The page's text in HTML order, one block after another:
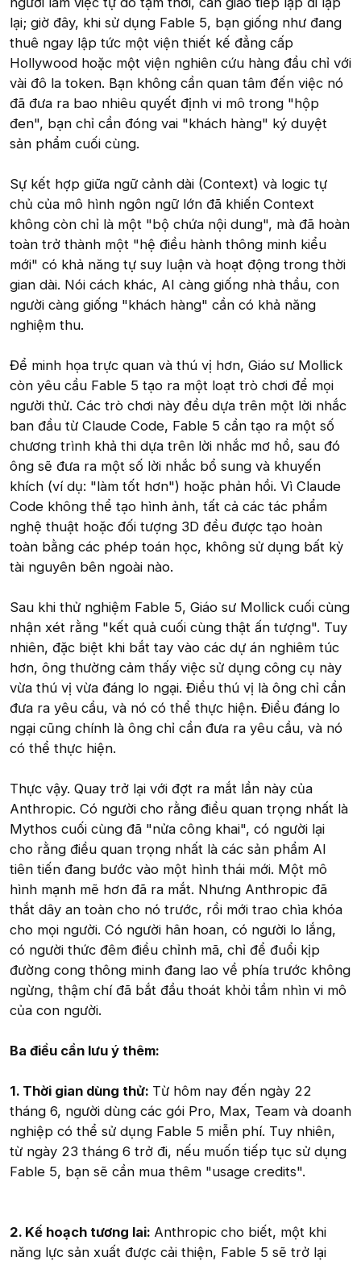
lại; giờ đây, khi sử dụng Fable 5, bạn giống như đang
thuê ngay lập tức một viện thiết kế đẳng cấp
Hollywood hoặc một viện nghiên cứu hàng đầu chỉ với
vài đô la token. Bạn không cần quan tâm đến việc nó
đã đưa ra bao nhiêu quyết định vi mô trong "hộp
đen", bạn chỉ cần đóng vai "khách hàng" ký duyệt
sản phẩm cuối cùng.
Sự kết hợp giữa ngữ cảnh dài (Context) và logic tự
chủ của mô hình ngôn ngữ lớn đã khiến Context
không còn chỉ là một "bộ chứa nội dung", mà đã hoàn
toàn trở thành một "hệ điều hành thông minh kiểu
mới" có khả năng tự suy luận và hoạt động trong thời
gian dài. Nói cách khác, AI càng giống nhà thầu, con
người càng giống "khách hàng" cần có khả năng
nghiệm thu.
Để minh họa trực quan và thú vị hơn, Giáo sư Mollick
còn yêu cầu Fable 5 tạo ra một loạt trò chơi để mọi
người thử. Các trò chơi này đều dựa trên một lời nhắc
ban đầu từ Claude Code, Fable 5 cần tạo ra một số
chương trình khả thi dựa trên lời nhắc mơ hồ, sau đó
ông sẽ đưa ra một số lời nhắc bổ sung và khuyến
khích (ví dụ: "làm tốt hơn") hoặc phản hồi. Vì Claude
Code không thể tạo hình ảnh, tất cả các tác phẩm
nghệ thuật hoặc đối tượng 3D đều được tạo hoàn
toàn bằng các phép toán học, không sử dụng bất kỳ
tài nguyên bên ngoài nào.
Sau khi thử nghiệm Fable 5, Giáo sư Mollick cuối cùng
nhận xét rằng "kết quả cuối cùng thật ấn tượng". Tuy
nhiên, đặc biệt khi bắt tay vào các dự án nghiêm túc
hơn, ông thường cảm thấy việc sử dụng công cụ này
vừa thú vị vừa đáng lo ngại. Điều thú vị là ông chỉ cần
đưa ra yêu cầu, và nó có thể thực hiện. Điều đáng lo
ngại cũng chính là ông chỉ cần đưa ra yêu cầu, và nó
có thể thực hiện.
Thực vậy. Quay trở lại với đợt ra mắt lần này của
Anthropic. Có người cho rằng điều quan trọng nhất là
Mythos cuối cùng đã "nửa công khai", có người lại
cho rằng điều quan trọng nhất là các sản phẩm AI
tiên tiến đang bước vào một hình thái mới. Một mô
hình mạnh mẽ hơn đã ra mắt. Nhưng Anthropic đã
thắt dây an toàn cho nó trước, rồi mới trao chìa khóa
cho mọi người. Có người hân hoan, có người lo lắng,
có người thức đêm điều chỉnh mã, chỉ để đuổi kịp
đường cong thông minh đang lao về phía trước không
ngừng, thậm chí đã bắt đầu thoát khỏi tầm nhìn vi mô
của con người.
Ba điều cần lưu ý thêm:
1. Thời gian dùng thử: Từ hôm nay đến ngày 22
tháng 6, người dùng các gói Pro, Max, Team và doanh
nghiệp có thể sử dụng Fable 5 miễn phí. Tuy nhiên,
từ ngày 23 tháng 6 trở đi, nếu muốn tiếp tục sử dụng
Fable 5, bạn sẽ cần mua thêm "usage credits".
2. Kế hoạch tương lai: Anthropic cho biết, một khi
năng lực sản xuất được cải thiện, Fable 5 sẽ trở lại